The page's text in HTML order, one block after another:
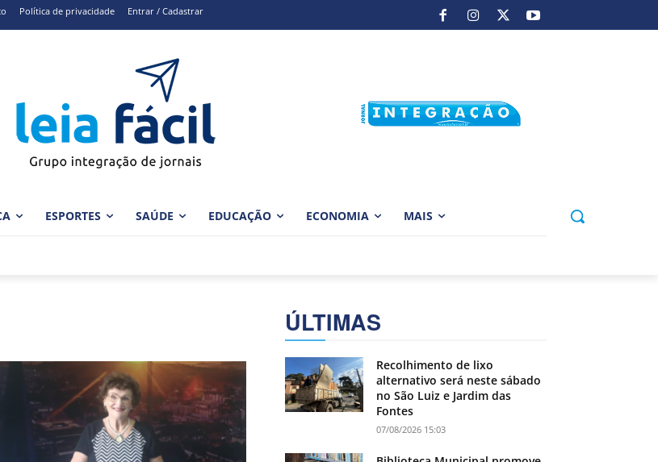
Política de privacidade Entrar / Cadastrar
ESPORTES SAÚDE EDUCAÇÃO ECONOMIA MAIS
ÚLTIMAS
Recolhimento de lixo
alternativo será neste sábado
no São Luiz e Jardim das
Fontes
07/08/2026 15:03